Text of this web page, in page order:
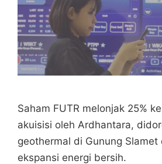
Saham FUTR melonjak 25%
akuisisi oleh Ardhantara,
geothermal di Gunung Slamet
ekspansi energi bersih.